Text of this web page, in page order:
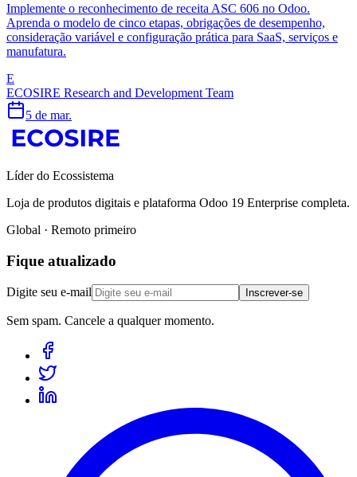
Implemente o reconhecimento de receita ASC 606 no Odoo.
Aprenda o modelo de cinco etapas, obrigações de desempenho,
consideração variável e configuração prática para SaaS, serviços e
manufatura.
E
ECOSIRE Research and Development Team
5 de mar.
Líder do Ecossistema
Loja de produtos digitais e plataforma Odoo 19 Enterprise completa.
Global · Remoto primeiro
Fique atualizado
Digite seu e-mail Inscrever-se
Sem spam. Cancele a qualquer momento.